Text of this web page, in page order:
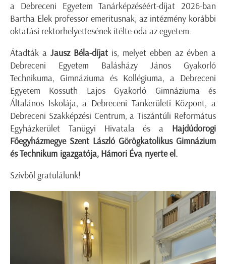
a Debreceni Egyetem Tanárképzéséért-díjat 2026-ban
Bartha Elek professor emeritusnak, az intézmény korábbi
oktatási rektorhelyettesének ítélte oda az egyetem.
Átadták a Jausz Béla-díjat is, melyet ebben az évben a
Debreceni Egyetem Balásházy János Gyakorló
Technikuma, Gimnáziuma és Kollégiuma, a Debreceni
Egyetem Kossuth Lajos Gyakorló Gimnáziuma és
Általános Iskolája, a Debreceni Tankerületi Központ, a
Debreceni Szakképzési Centrum, a Tiszántúli Református
Egyházkerület Tanügyi Hivatala és a Hajdúdorogi
Főegyházmegye Szent László Görögkatolikus Gimnázium
és Technikum igazgatója, Hámori Éva nyerte el.
Szívből gratulálunk!